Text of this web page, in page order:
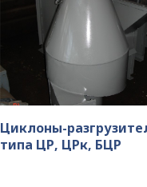
Циклоны-
типа ЦР, ЦРк, БЦР